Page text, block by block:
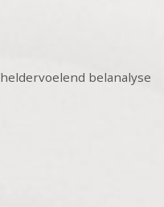
heldervoelend belanalyse